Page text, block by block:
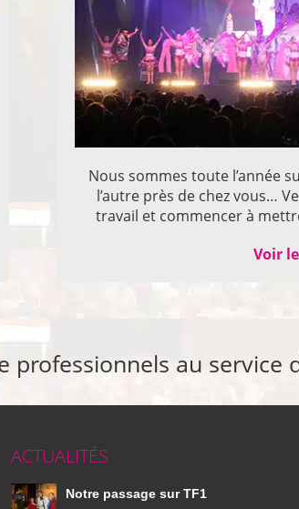
Nous sommes toute l’année
l’autre près de chez vous…
travail et commencer à
Voir
professionnels au service
ACTUALITÉS
Notre passage sur TF1